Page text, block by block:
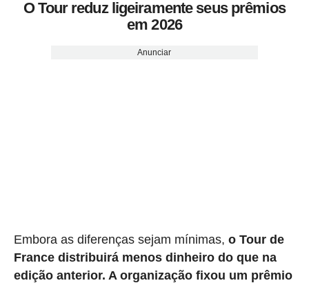
O Tour reduz ligeiramente seus prêmios
em 2026
Anunciar
Embora as diferenças sejam mínimas, o Tour de
France distribuirá menos dinheiro do que na
edição anterior. A organização fixou um prêmio